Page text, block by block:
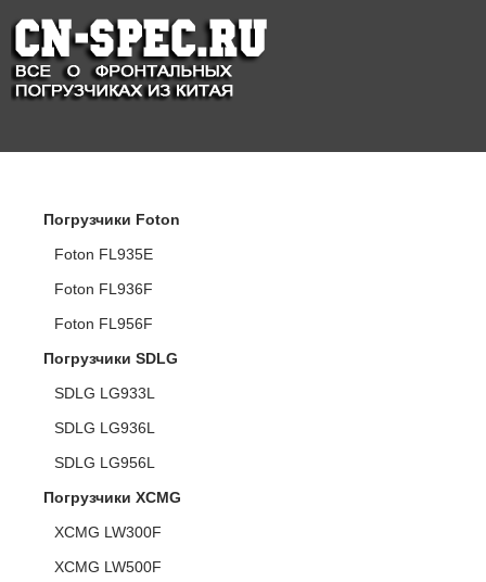
Погрузчики Foton
Foton FL935E
Foton FL936F
Foton FL956F
Погрузчики SDLG
SDLG LG933L
SDLG LG936L
SDLG LG956L
Погрузчики XCMG
XCMG LW300F
XCMG LW500F